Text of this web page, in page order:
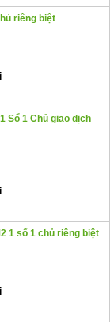
riêng biệt
Sổ 1 Chủ giao dịch
1 sổ 1 chủ riêng biệt